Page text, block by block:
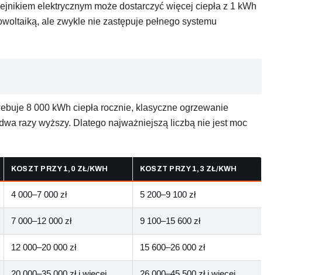
elektrycznym może dostarczyć więcej ciepła z 1 kWh
ale zwykle nie zastępuje pełnego systemu
8 000 kWh ciepła rocznie, klasyczne ogrzewanie
razy wyższy. Dlatego najważniejszą liczbą nie jest moc
KOSZT PRZY 1,0 ZŁ/KWH KOSZT PRZY 1,3 ZŁ/KWH
4 000–7 000 zł 5 200–9 100 zł
7 000–12 000 zł 9 100–15 600 zł
12 000–20 000 zł 15 600–26 000 zł